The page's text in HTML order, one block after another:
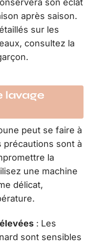
son éclat
après saison.
sur les
consultez la
lavage
peut se faire à
précautions sont à
la
une machine
délicat,
: Les
sont sensibles